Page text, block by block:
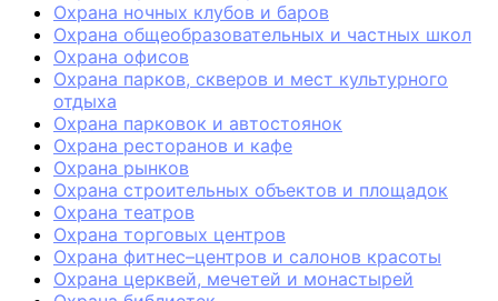
Охрана ночных клубов и баров
Охрана общеобразовательных и частных школ
Охрана офисов
Охрана парков, скверов и мест культурного
отдыха
Охрана парковок и автостоянок
Охрана ресторанов и кафе
Охрана рынков
Охрана строительных объектов и площадок
Охрана театров
Охрана торговых центров
Охрана фитнес–центров и салонов красоты
Охрана церквей, мечетей и монастырей